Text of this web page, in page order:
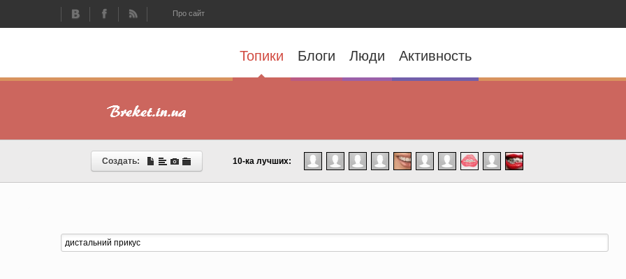
Про сайт
Топики Блоги Люди Активность
Создать: 10-ка лучших: